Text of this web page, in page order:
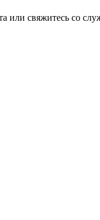
или свяжитесь со